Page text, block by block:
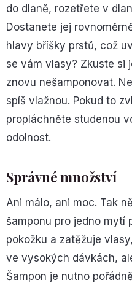
do dlaně, rozetřete v
Dostanete jej
hlavy bříšky prstů, což
se vám vlasy? Zkuste si
znovu nešamponovat.
spíš vlažnou. Pokud to
propláchněte studenou
odolnost.
Správné množství
Ani málo, ani moc. Tak
šamponu pro jedno mytí
pokožku a zatěžuje
ve vysokých dávkách,
Šampon je nutno